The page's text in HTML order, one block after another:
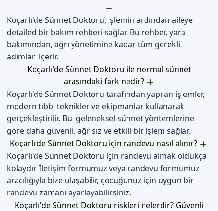
Koçarlı'de Sünnet Doktoru, işlemin ardından aileye
detailed bir bakım rehberi sağlar. Bu rehber, yara
bakımından, ağrı yönetimine kadar tüm gerekli
adımları içerir.
Koçarlı'de Sünnet Doktoru ile normal sünnet
arasındaki fark nedir?
Koçarlı'de Sünnet Doktoru tarafından yapılan işlemler,
modern tıbbi teknikler ve ekipmanlar kullanarak
gerçekleştirilir. Bu, geleneksel sünnet yöntemlerine
göre daha güvenli, ağrısız ve etkili bir işlem sağlar.
Koçarlı'de Sünnet Doktoru için randevu nasıl alınır?
Koçarlı'de Sünnet Doktoru için randevu almak oldukça
kolaydır. İletişim formumuz veya randevu formumuz
aracılığıyla bize ulaşabilir, çocuğunuz için uygun bir
randevu zamanı ayarlayabilirsiniz.
Koçarlı'de Sünnet Doktoru riskleri nelerdir? Güvenli